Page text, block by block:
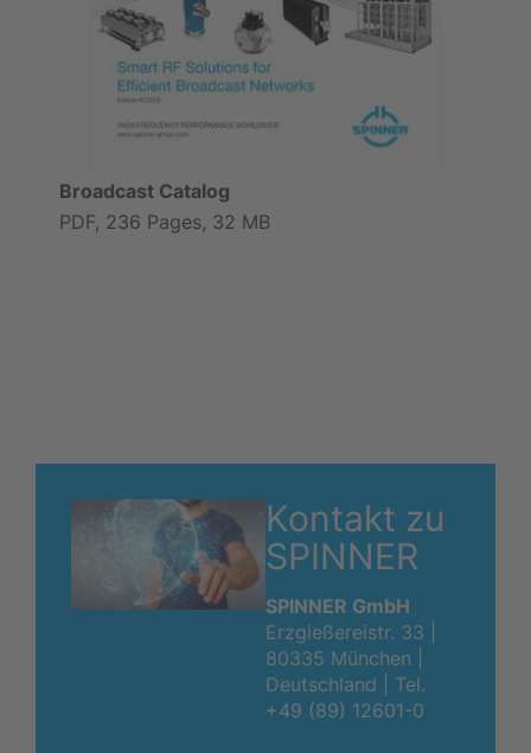
Broadcast Catalog
PDF, 236 Pages, 32 MB
Kontakt zu
SPINNER
SPINNER GmbH
Erzgießereistr. 33 |
80335 München |
Deutschland | Tel.
+49 (89) 12601-0